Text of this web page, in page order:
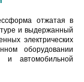
отжатая в
и выдержанный
электрических
оборудовании
и автомобильной